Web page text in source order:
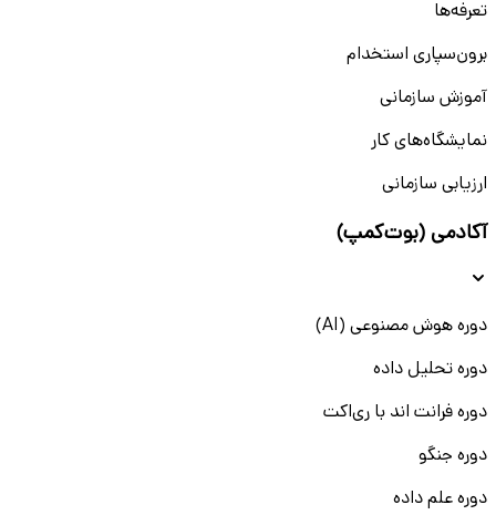
تعرفه‌ها
برون‌سپاری استخدام
آموزش سازمانی
نمایشگاه‌های کار
ارزیابی سازمانی
آکادمی (بوت‌کمپ)
دوره هوش مصنوعی (AI)
دوره تحلیل داده
دوره فرانت اند با ری‌اکت
دوره جنگو
دوره علم داده